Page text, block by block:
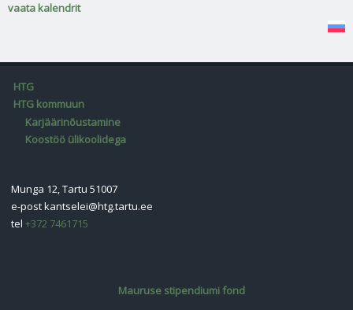
vaata kalendrit
HTG
HTG kommuun
Karjäärinõustamine
Koostöö ülikoolidega
Munga 12, Tartu 51007
e-postkantselei@htg.tartu.ee
tel+372 7461715
Mauruse stipendiumi fond